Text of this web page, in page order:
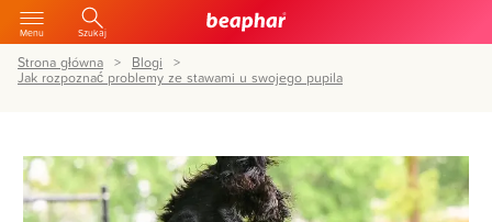
Menu Szukaj
Strona główna
Blogi
Jak rozpoznać problemy ze stawami u swojego pupila